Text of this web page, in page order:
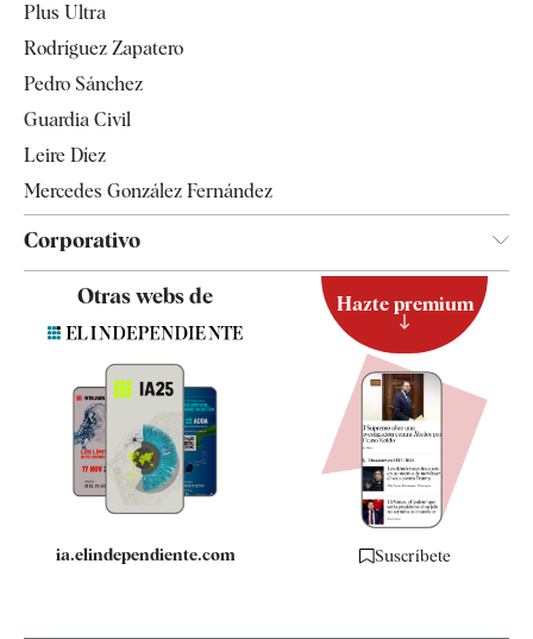
Televisión
Plus Ultra
Rodríguez Zapatero
Pedro Sánchez
Guardia Civil
Leire Díez
Mercedes González Fernández
Corporativo
Contacto
Quiénes somos
Especificaciones
Otras webs de
ia.elindependiente.com
Hazte premium
Suscríbete